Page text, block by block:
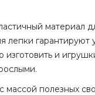
материал
лепки
и
массой полезных